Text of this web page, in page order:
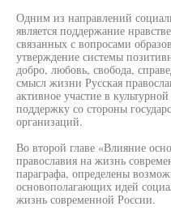
Одним из направлений
является поддержание
связанных с вопросами
утверждение системы
добро, любовь, свобода,
смысл жизни Русская
активное участие в
поддержку со стороны
организаций.
Во второй главе «Влияние
православия на жизнь
параграфа, определены
основополагающих идей
жизнь современной России.